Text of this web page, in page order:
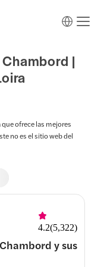
|
ofrece las mejores
no es el sitio web del
4.2(5,322)
y sus